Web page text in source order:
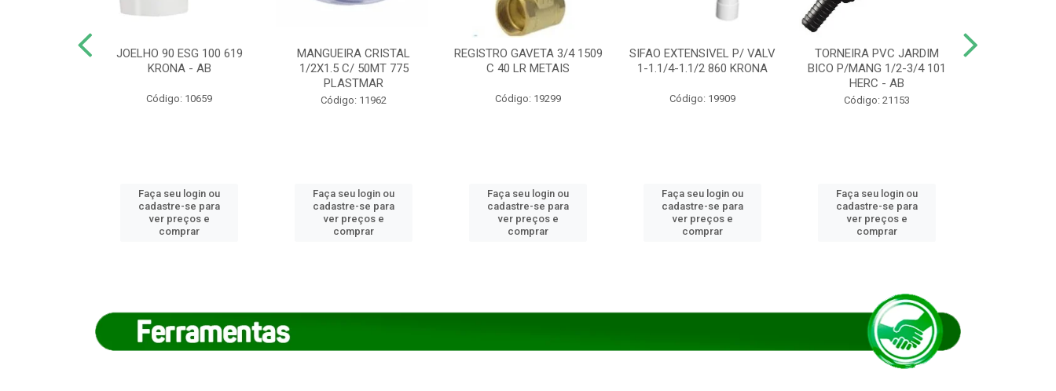
JOELHO 90 ESG 100 619
KRONA - AB
Código: 10659
Faça seu login ou
cadastre-se para
ver preços e
comprar
MANGUEIRA CRISTAL
1/2X1.5 C/ 50MT 775
PLASTMAR
Código: 11962
Faça seu login ou
cadastre-se para
ver preços e
comprar
REGISTRO GAVETA 3/4 1509
C 40 LR METAIS
Código: 19299
Faça seu login ou
cadastre-se para
ver preços e
comprar
SIFAO EXTENSIVEL P/ VALV
1-1.1/4-1.1/2 860 KRONA
Código: 19909
Faça seu login ou
cadastre-se para
ver preços e
comprar
TORNEIRA PVC JARDIM
BICO P/MANG 1/2-3/4 101
HERC - AB
Código: 21153
Faça seu login ou
cadastre-se para
ver preços e
comprar